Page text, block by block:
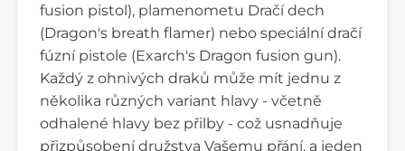
fusion pistol), plamenometu Dračí dech
(Dragon's breath flamer) nebo speciální dračí
fúzní pistole (Exarch's Dragon fusion gun).
Každý z ohnivých draků může mít jednu z
několika různých variant hlavy - včetně
odhalené hlavy bez přilby - což usnadňuje
přizpůsobení družstva Vašemu přání, a jeden